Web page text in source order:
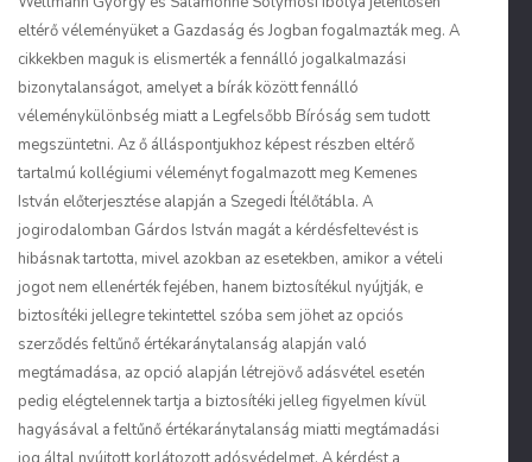
eltérő véleményüket a Gazdaság és Jogban fogalmazták meg. A
cikkekben maguk is elismerték a fennálló jogalkalmazási
bizonytalanságot, amelyet a bírák között fennálló
véleménykülönbség miatt a Legfelsőbb Bíróság sem tudott
megszüntetni. Az ő álláspontjukhoz képest részben eltérő
tartalmú kollégiumi véleményt fogalmazott meg Kemenes
István előterjesztése alapján a Szegedi Ítélőtábla. A
jogirodalomban Gárdos István magát a kérdésfeltevést is
hibásnak tartotta, mivel azokban az esetekben, amikor a vételi
jogot nem ellenérték fejében, hanem biztosítékul nyújtják, e
biztosítéki jellegre tekintettel szóba sem jöhet az opciós
szerződés feltűnő értékaránytalanság alapján való
megtámadása, az opció alapján létrejövő adásvétel esetén
pedig elégtelennek tartja a biztosítéki jelleg figyelmen kívül
hagyásával a feltűnő értékaránytalanság miatti megtámadási